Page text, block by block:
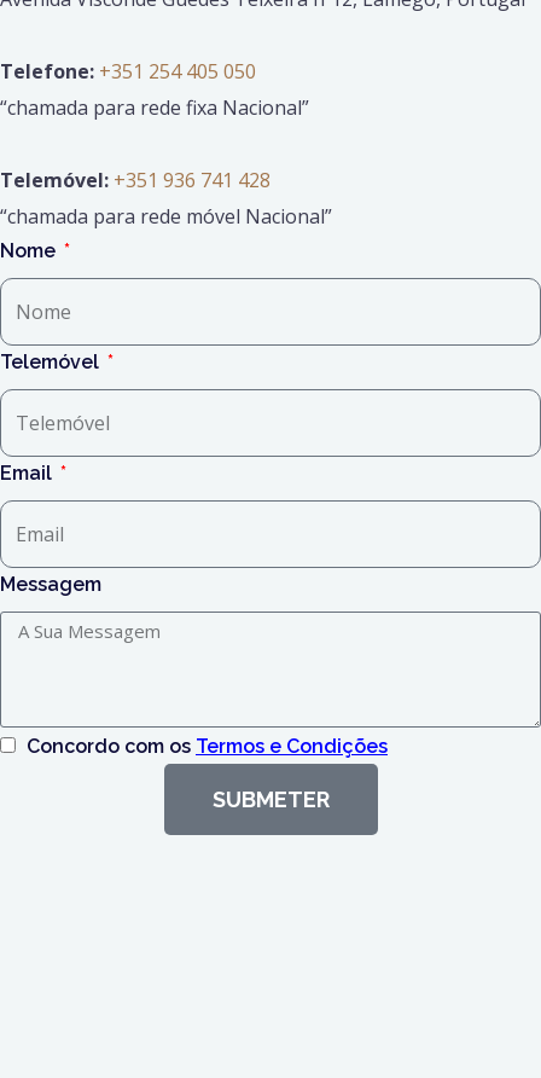
Telefone: +351 254 405 050
“chamada para rede fixa Nacional”
Telemóvel: +351 936 741 428
“chamada para rede móvel Nacional”
Nome
Telemóvel
Email
Messagem
Concordo com os Termos e Condições
SUBMETER